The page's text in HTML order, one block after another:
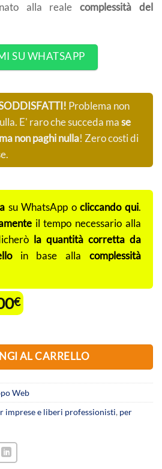
alla realecomplessità del
SU WHATSAPP
Problema non
E' raro che succeda mase
non paghi nulla! Zero costi di
su WhatsApp ocliccando qui.
il tempo necessario alla
la quantità corretta da
in base allacomplessità
€Il
prezzo
è:
79,00€.
Wordpress, Woocommerce, CSS,
AL CARRELLO
Web
imprese e liberi professionisti, per